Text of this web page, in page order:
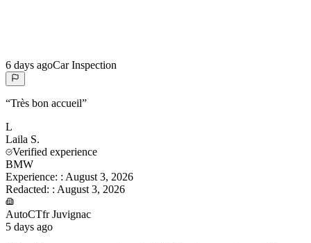
6 days agoCar Inspection
“Très bon accueil”
L
Laila S.
Verified experience
BMW
Experience: : August 3, 2026
Redacted: : August 3, 2026
AutoCTfr Juvignac
5 days ago